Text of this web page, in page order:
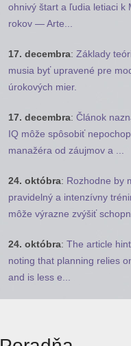
ohnivý štart a ľudia letiaci k
rokov — Arte...
17. decembra: Základy
musia byť upravené pre
úrokových mier.
17. decembra: Článok
IQ môže spôsobiť
manažéra od záujmov a ...
24. októbra: Rozhodne by
pravidelný a intenzívny
môže výrazne zvýšiť
24. októbra: The article
noting that planning relies
and is less e...